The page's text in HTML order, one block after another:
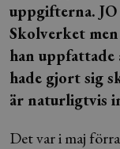
uppgifterna.
Skolverket
han
hade gjort sig
är naturligtvis
Det var i maj